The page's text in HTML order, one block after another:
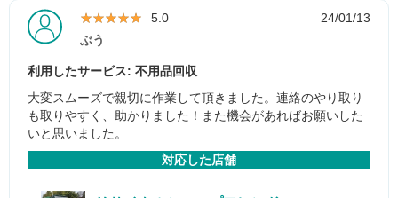
★★★★★
★★★★★ 5.0
24/01/13
ぶう
利用したサービス: 不用品回収
大変スムーズで親切に作業して頂きました。連絡のやり取り
も取りやすく、助かりました！また機会があればお願いした
いと思いました。
対応した店舗